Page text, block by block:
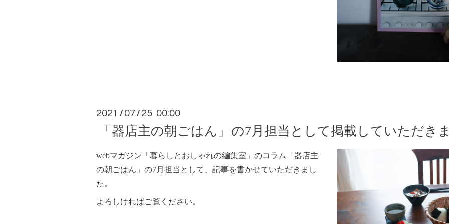
2021 / 07 / 25 00:00
「器店主の朝ごはん」の7月担当として掲載していただき
webマガジン「暮らしとおしゃれの編集室」のコラム「器店主
の朝ごはん」の7月担当として、記事を書かせていただきまし
た。
よろしければご覧ください。